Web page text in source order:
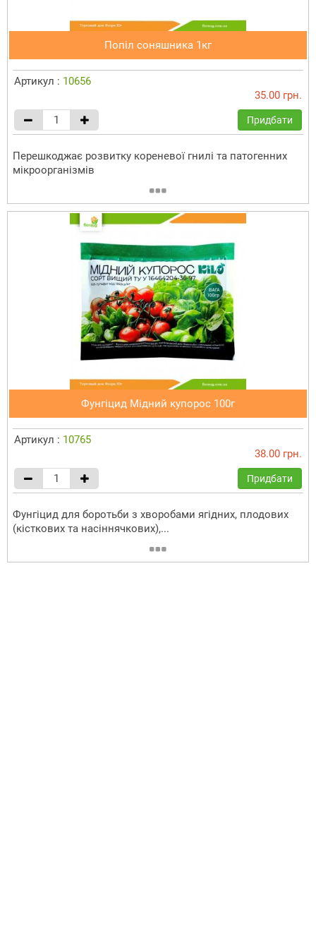
Попіл соняшника 1кг
Артикул : 10656
35.00 грн.
Придбати
Перешкоджає розвитку кореневої гнилі та патогенних
мікроорганізмів
Фунгіцид Мідний купорос 100г
Артикул : 10765
38.00 грн.
Придбати
Фунгіцид для боротьби з хворобами ягідних, плодових
(кісткових та насіннячкових),...